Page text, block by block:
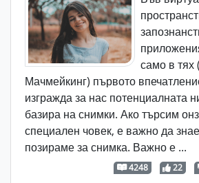
само в тях
Мачмейкинг) първото
изгражда за нас потенциалната
базира на снимки. Ако търсим
специален човек, е важно да
позираме за снимка. Важно е ...
4248 22